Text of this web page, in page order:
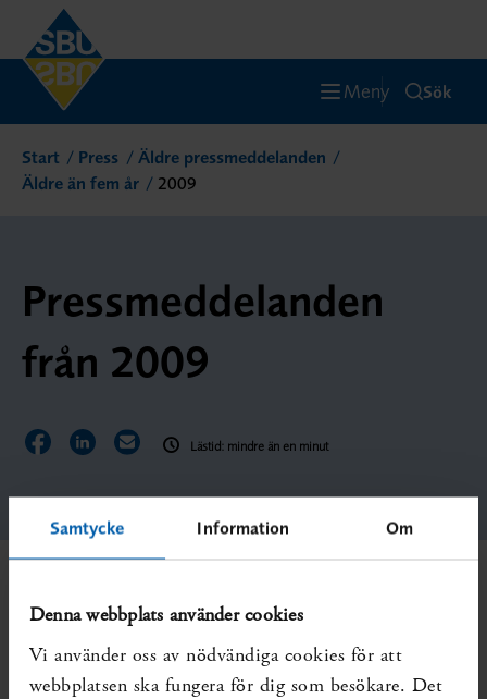
Samtycke Information Om
Denna webbplats använder cookies
Vi använder oss av nödvändiga cookies för att
webbplatsen ska fungera för dig som besökare. Det
Meny Sök
Start Press
Äldre pressmeddelanden
Äldre än fem år
2009
Pressmeddelanden
från 2009
Dela sidan på Facebook
Dela sidan på LinkedIn
Dela sidan via E-post
Lästid: mindre än en minut
Sidan uppdaterad2022-02-24